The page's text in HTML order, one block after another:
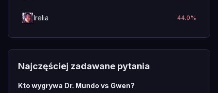
Irelia 44.0%
Najczęściej zadawane pytania
Kto wygrywa Dr. Mundo vs Gwen?